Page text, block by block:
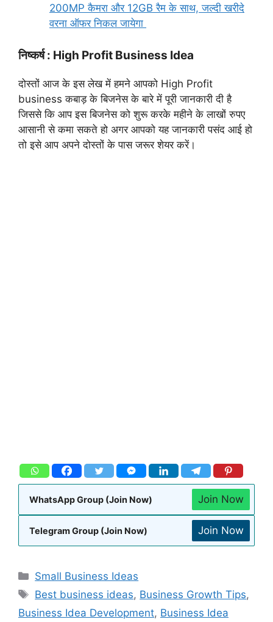
200MP कैमरा और 12GB रैम के साथ, जल्दी खरीदे
वरना ऑफर निकल जायेगा
निष्कर्ष : High Profit Business Idea
दोस्तों आज के इस लेख में हमने आपको High Profit
business कबाड़ के बिजनेस के बारे में पूरी जानकारी दी है
जिससे कि आप इस बिजनेस को शुरू करके महीने के लाखों रुपए
आसानी से कमा सकते हो अगर आपको यह जानकारी पसंद आई हो
तो इसे आप अपने दोस्तों के पास जरूर शेयर करें।
WhatsApp Group (Join Now) Join Now
Telegram Group (Join Now) Join Now
Small Business Ideas
Best business ideas, Business Growth Tips,
Business Idea Development, Business Idea